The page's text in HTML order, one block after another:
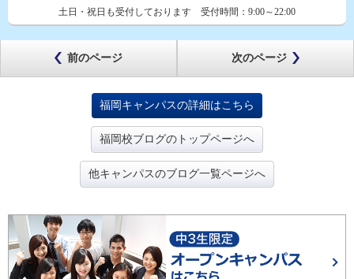
土日・祝日も受付しております 受付時間： 9:00～22:00
前のページ 次のページ
福岡キャンパスの詳細はこちら
福岡校ブログのトップページへ
他キャンパスのブログ一覧ページへ